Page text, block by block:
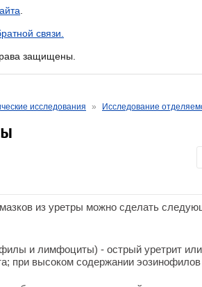
связи.
защищены.
исследования » Исследование
из уретры можно сделать
и лимфоциты) - острый уретрит или
при высоком содержании